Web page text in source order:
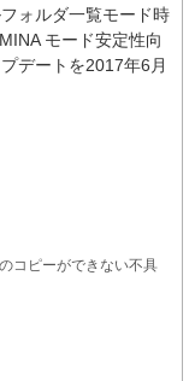
ォルダ一覧モード時
モード安定性向
デートを2017年6月
コピーができない不具